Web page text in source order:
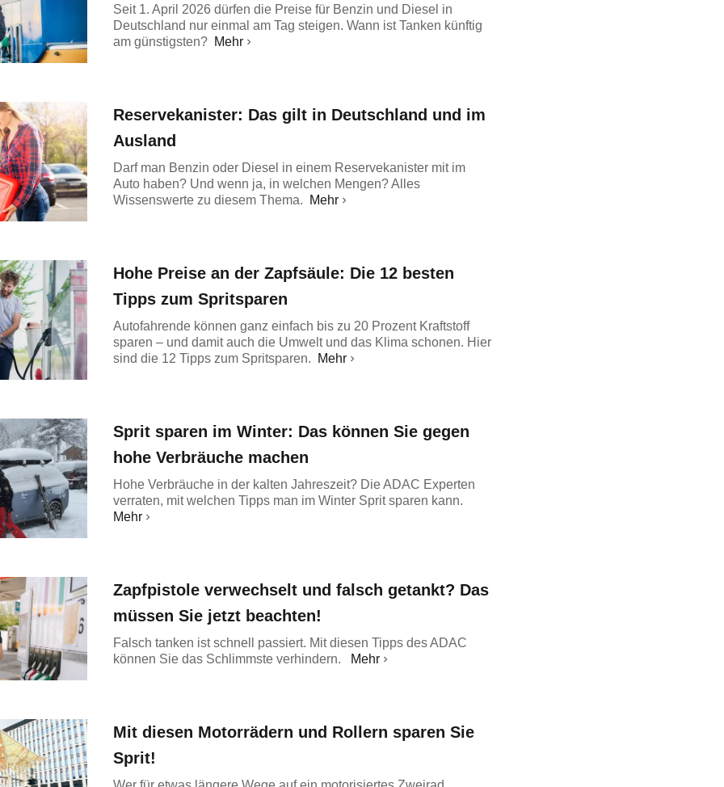
Seit 1. April 2026 dürfen die Preise für Benzin und Diesel in
Deutschland nur einmal am Tag steigen. Wann ist Tanken künftig
am günstigsten? Mehr
Reservekanister: Das gilt in Deutschland und im
Ausland
Darf man Benzin oder Diesel in einem Reservekanister mit im
Auto haben? Und wenn ja, in welchen Mengen? Alles
Wissenswerte zu diesem Thema.
Mehr
Hohe Preise an der Zapfsäule: Die 12 besten
Tipps zum Spritsparen
Autofahrende können ganz einfach bis zu 20 Prozent Kraftstoff
sparen – und damit auch die Umwelt und das Klima schonen. Hier
sind die 12 Tipps zum Spritsparen.
Mehr
Sprit sparen im Winter: Das können Sie gegen
hohe Verbräuche machen
Hohe Verbräuche in der kalten Jahreszeit? Die ADAC Experten
verraten, mit welchen Tipps man im Winter Sprit sparen kann.
Mehr
Zapfpistole verwechselt und falsch getankt? Das
müssen Sie jetzt beachten!
Falsch tanken ist schnell passiert. Mit diesen Tipps des ADAC
können Sie das Schlimmste verhindern.
Mehr
Mit diesen Motorrädern und Rollern sparen Sie
Sprit!